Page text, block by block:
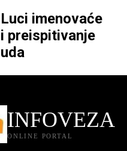
imenovaće
preispitivanje
INFOVEZA
ONLINE PORTAL